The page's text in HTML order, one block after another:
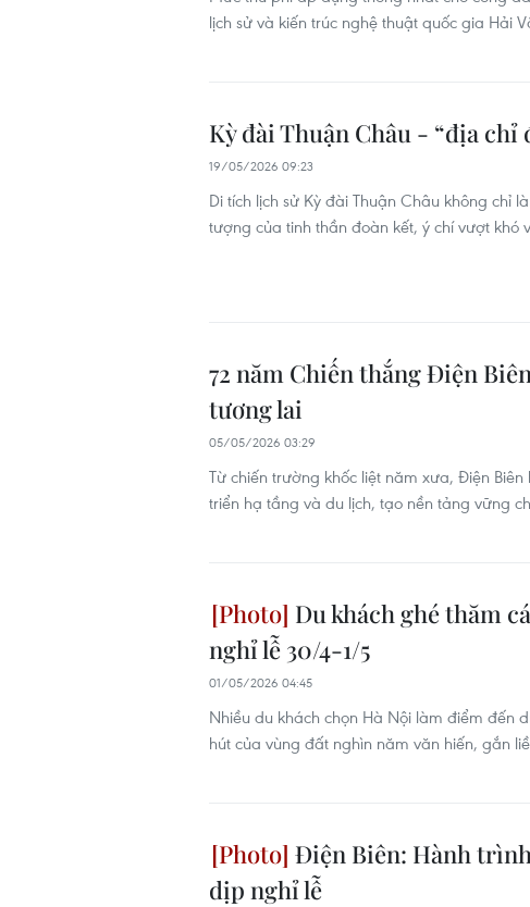
lịch sử và kiến trúc nghệ thuật quốc gia
Kỳ đài Thuận Châu - “địa chỉ
19/05/2026 09:23
Di tích lịch sử Kỳ đài Thuận Châu không chỉ
tượng của tinh thần đoàn kết, ý chí vượt khó
72 năm Chiến thắng Điện
tương lai
05/05/2026 03:29
Từ chiến trường khốc liệt năm xưa, Điện
triển hạ tầng và du lịch, tạo nền tảng vững
Du khách ghé thăm
nghỉ lễ 30/4-1/5
01/05/2026 04:45
Nhiều du khách chọn Hà Nội làm điểm đến
hút của vùng đất nghìn năm văn hiến, gắn
Điện Biên: Hành
dịp nghỉ lễ